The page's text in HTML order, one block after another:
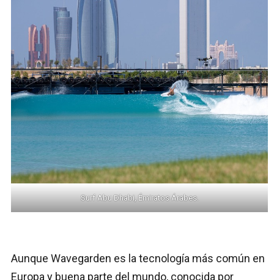
Surf Abu Dhabi, Émiratos Árabes.
Aunque Wavegarden es la tecnología más común en
Europa y buena parte del mundo, conocida por